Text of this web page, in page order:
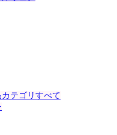
テゴリすべて